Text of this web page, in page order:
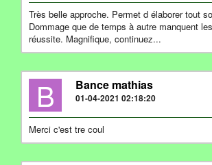
Très belle approche. Permet d élaborer tout
Dommage que de temps à autre manquent
réussite. Magnifique, continuez...
B Bance mathias
01-04-2021 02:18:20
Merci c'est tre coul